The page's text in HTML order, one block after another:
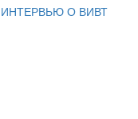
ИНТЕРВЬЮ О ВИВТ